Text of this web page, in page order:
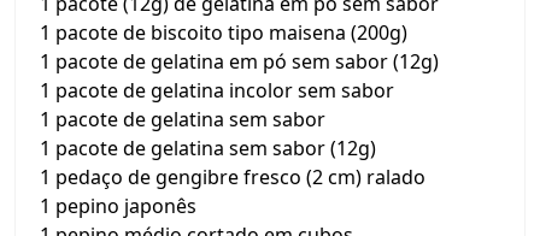
1 pacote de biscoito tipo maisena (200g)
1 pacote de gelatina em pó sem sabor (12g)
1 pacote de gelatina incolor sem sabor
1 pacote de gelatina sem sabor
1 pacote de gelatina sem sabor (12g)
1 pedaço de gengibre fresco (2 cm) ralado
1 pepino japonês